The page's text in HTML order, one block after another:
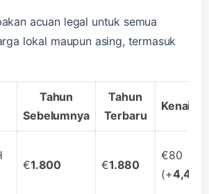
acuan legal untuk semua
lokal maupun asing, termasuk
Tahun
Sebelumnya
Tahun
Terbaru
Kenaikan
€1.800 €1.880
€80
(+4,4%